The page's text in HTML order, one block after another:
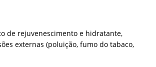
de rejuvenescimento e hidratante,
externas (poluição, fumo do tabaco,